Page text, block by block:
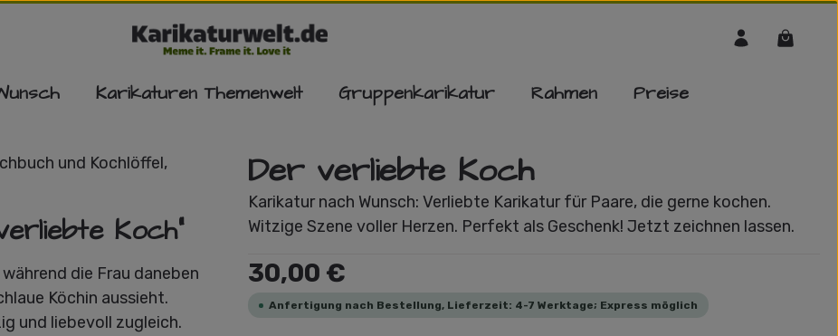
Karikaturen Themenwelt Gruppenkarikatur Rahmen Preise
Der verliebte Koch
Karikatur nach Wunsch: Verliebte Karikatur für Paare, die gerne kochen.
Witzige Szene voller Herzen. Perfekt als Geschenk! Jetzt zeichnen lassen.
Regulärer Preis:
30,00 €
Anfertigung nach Bestellung, Lieferzeit: 4-7 Werktage; Express möglich
Koch"
die Frau daneben
Köchin aussieht.
und liebevoll zugleich.